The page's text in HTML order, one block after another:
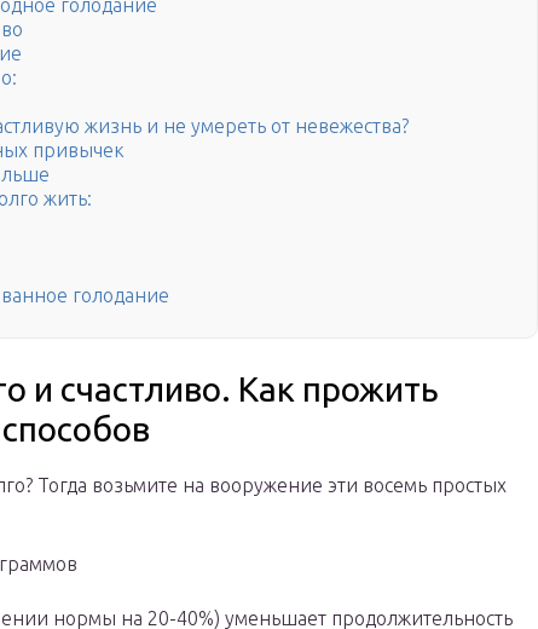
голодание
жизнь и не умереть от невежества?
привычек
жить:
голодание
и счастливо. Как прожить
Тогда возьмите на вооружение эти восемь простых
нормы на 20-40%) уменьшает продолжительность